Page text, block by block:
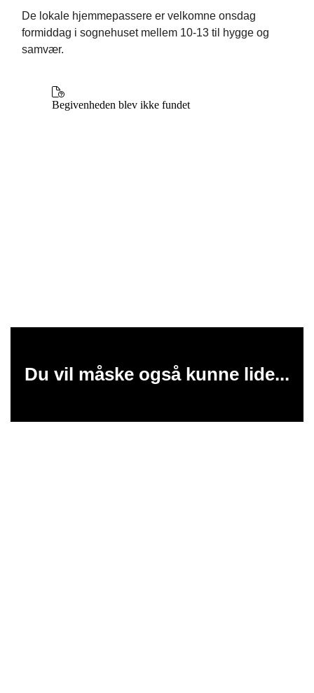
De lokale hjemmepassere er velkomne onsdag
formiddag i sognehuset mellem 10-13 til hygge og
samvær.
Du vil måske også kunne lide...